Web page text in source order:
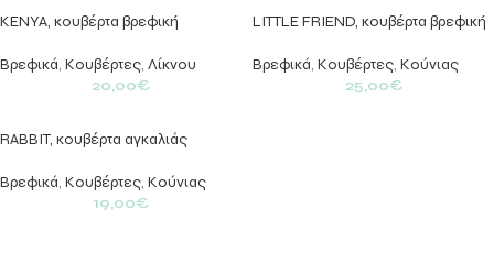
KENYA, κουβέρτα βρεφική
Βρεφικά, Κουβέρτες, Λίκνου
20,00€
LITTLE FRIEND, κουβέρτα βρεφική
Βρεφικά, Κουβέρτες, Κούνιας
25,00€
RABBIT, κουβέρτα αγκαλιάς
Βρεφικά, Κουβέρτες, Κούνιας
19,00€